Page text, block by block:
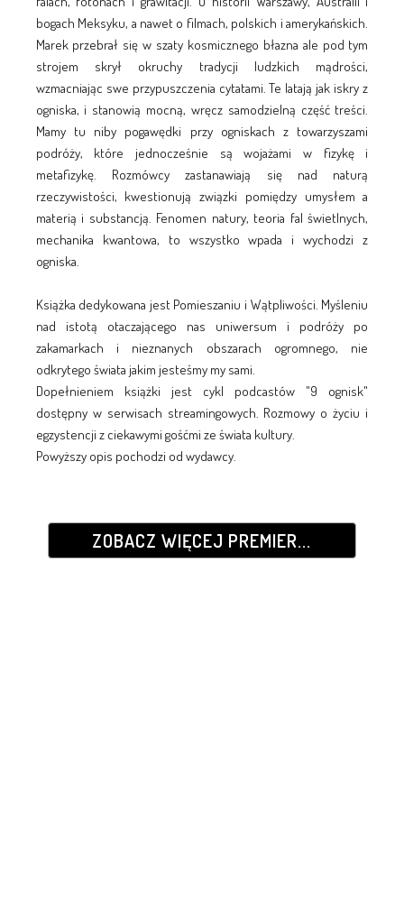
bogach Meksyku, a nawet o filmach, polskich i amerykańskich.
Marek przebrał się w szaty kosmicznego błazna ale pod tym
strojem skrył okruchy tradycji ludzkich mądrości,
wzmacniając swe przypuszczenia cytatami. Te latają jak iskry z
ogniska, i stanowią mocną, wręcz samodzielną część treści.
Mamy tu niby pogawędki przy ogniskach z towarzyszami
podróży, które jednocześnie są wojażami w fizykę i
metafizykę. Rozmówcy zastanawiają się nad naturą
rzeczywistości, kwestionują związki pomiędzy umysłem a
materią i substancją. Fenomen natury, teoria fal świetlnych,
mechanika kwantowa, to wszystko wpada i wychodzi z
ogniska.
Książka dedykowana jest Pomieszaniu i Wątpliwości. Myśleniu
nad istotą otaczającego nas uniwersum i podróży po
zakamarkach i nieznanych obszarach ogromnego, nie
odkrytego świata jakim jesteśmy my sami.
Dopełnieniem książki jest cykl podcastów "9 ognisk"
dostępny w serwisach streamingowych. Rozmowy o życiu i
egzystencji z ciekawymi gośćmi ze świata kultury.
Powyższy opis pochodzi od wydawcy.
ZOBACZ WIĘCEJ PREMIER...